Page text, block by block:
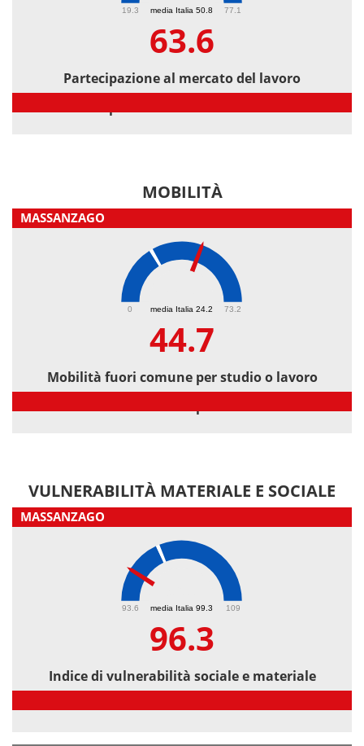
media Italia 50.8
19.3 77.1
63.6
Partecipazione al mercato del lavoro
MOBILITÀ
MASSANZAGO
media Italia 24.2
0 73.2
44.7
Mobilità fuori comune per studio o lavoro
VULNERABILITÀ MATERIALE E SOCIALE
MASSANZAGO
media Italia 99.3
93.6 109
96.3
Indice di vulnerabilità sociale e materiale